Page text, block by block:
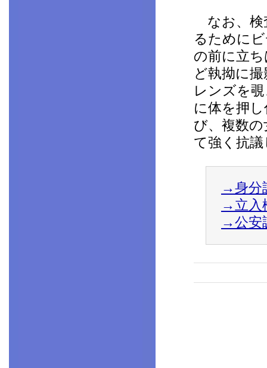
なお、検
るために
の前に立
ど執拗に
レンズを
に体を押
び、複数
て強く抗
→身分
→立入
→公安